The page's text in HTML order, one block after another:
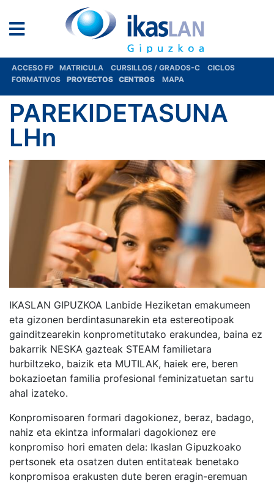
ACCESO FP MATRICULA CURSILLOS / GRADOS-C
CICLOS
FORMATIVOS
PROYECTOS CENTROS MAPA
PAREKIDETASUNA
LHn
IKASLAN GIPUZKOA Lanbide Heziketan emakumeen
eta gizonen berdintasunarekin eta estereotipoak
gainditzearekin konprometitutako erakundea, baina ez
bakarrik NESKA gazteak STEAM familietara
hurbiltzeko, baizik eta MUTILAK, haiek ere, beren
bokazioetan familia profesional feminizatuetan sartu
ahal izateko.
Konpromisoaren formari dagokionez, beraz, badago,
nahiz eta ekintza informalari dagokionez ere
konpromiso hori ematen dela: Ikaslan Gipuzkoako
pertsonek eta osatzen duten entitateak benetako
konpromisoa erakusten dute beren eragin-eremuan